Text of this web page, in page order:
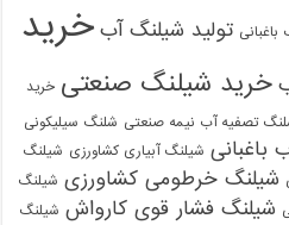
تولید شیلنگ آب خرید
خرید شیلنگ صنعتی خرید
تصفیه آب نیمه صنعتی شلنگ سیلیکونی
باغبانی شیلنگ آبیاری کشاورزی شیلنگ
شیلنگ خرطومی کشاورزی شیلنگ
شیلنگ فشار قوی کارواش شیلنگ